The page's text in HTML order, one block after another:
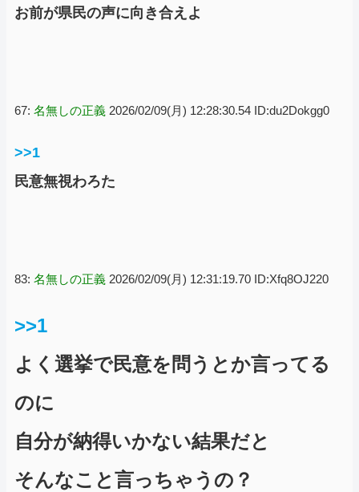
お前が県民の声に向き合えよ
67: 名無しの正義 2026/02/09(月) 12:28:30.54 ID:du2Dokgg0
>>1
民意無視わろた
83: 名無しの正義 2026/02/09(月) 12:31:19.70 ID:Xfq8OJ220
>>1
よく選挙で民意を問うとか言ってる
のに
自分が納得いかない結果だと
そんなこと言っちゃうの？